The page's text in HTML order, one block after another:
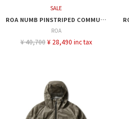
SALE
ROA NUMB PINSTRIPED COMMUTING VEST
ROA
¥ 40,700 ¥ 28,490 inc tax